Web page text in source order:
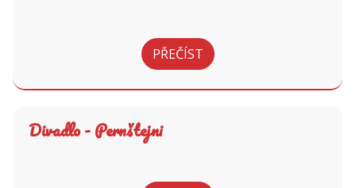
PŘEČÍST
Divadlo - Pernštejni